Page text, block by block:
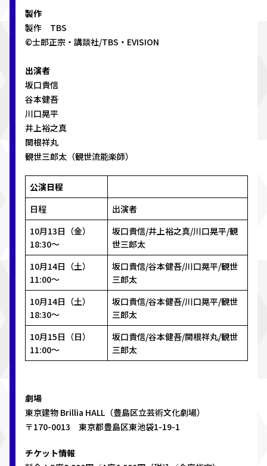
製作
製作 TBS
©士郎正宗・講談社/TBS・EVISION
出演者
坂口貴信
谷本健吾
川口晃平
井上裕之真
関根祥丸
観世三郎太（観世流能楽師）
公演日程
日程
出演者
10月13日（金）
18:30〜
坂口貴信/井上裕之真/川口晃平/観
世三郎太
10月14日（土）
11:00〜
坂口貴信/谷本健吾/川口晃平/観世
三郎太
10月14日（土）
18:30〜
坂口貴信/谷本健吾/川口晃平/観世
三郎太
10月15日（日）
11:00〜
坂口貴信/谷本健吾/関根祥丸/観世
三郎太
劇場
東京建物 Brillia HALL（豊島区立芸術文化劇場）
〒170-0013 東京都豊島区東池袋1-19-1
チケット情報